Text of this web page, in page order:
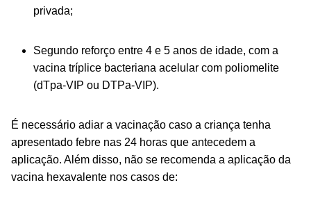
privada;
Segundo reforço entre 4 e 5 anos de idade, com a
vacina tríplice bacteriana acelular com poliomelite
(dTpa-VIP ou DTPa-VIP).
É necessário adiar a vacinação caso a criança tenha
apresentado febre nas 24 horas que antecedem a
aplicação. Além disso, não se recomenda a aplicação da
vacina hexavalente nos casos de: